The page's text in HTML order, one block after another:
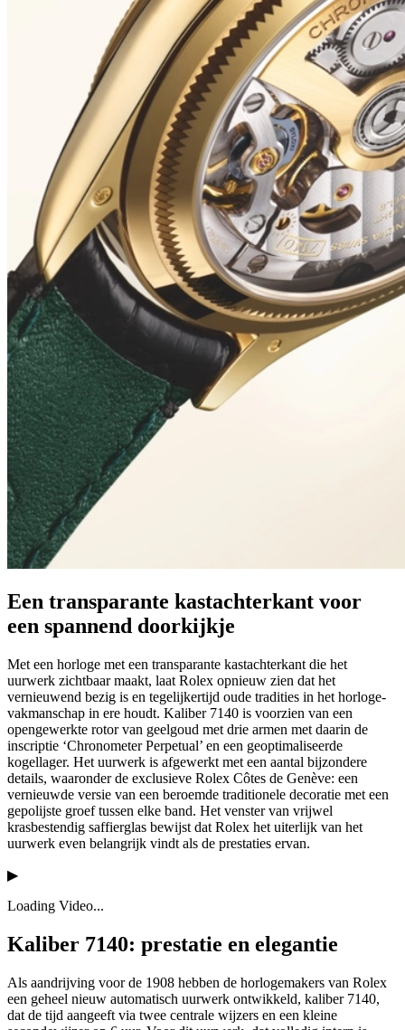
Een transparante kastachterkant voor
een spannend doorkijkje
Met een horloge met een transparante kastachterkant die het
uurwerk zichtbaar maakt, laat Rolex opnieuw zien dat het
vernieuwend bezig is en tegelijkertijd oude tradities in het horloge­
vakmanschap in ere houdt. Kaliber 7140 is voorzien van een
opengewerkte rotor van geelgoud met drie armen met daarin de
inscriptie ‘Chronometer Perpetual’ en een geoptimaliseerde
kogellager. Het uurwerk is afgewerkt met een aantal bijzondere
details, waaronder de exclusieve Rolex Côtes de Genève: een
vernieuwde versie van een beroemde traditionele decoratie met een
gepolijste groef tussen elke band. Het venster van vrijwel
krasbestendig saffierglas bewijst dat Rolex het uiterlijk van het
uurwerk even belangrijk vindt als de prestaties ervan.
▶
Loading Video...
Kaliber 7140: prestatie en elegantie
Als aandrijving voor de 1908 hebben de horloge­makers van Rolex
een geheel nieuw automatisch uurwerk ontwikkeld, kaliber 7140,
dat de tijd aangeeft via twee centrale wijzers en een kleine